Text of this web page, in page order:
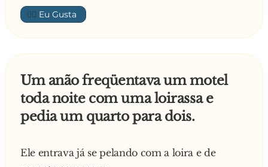
No dia seguinte o nanico foi mais esperto e
tomou outro caminho. E não é que ele
encontrou o mesmo "cavalheiro" do dia
anterior?
saudades!
E CRAU de novo no anão.
— Ô, baixote, como eu já te falei, se você quiser,
me traçou!
👍🏼
Um anão freqüentava um motel
toda noite com uma loirassa e
pedia um quarto para dois.
Ele entrava já se pelando com a loira e de